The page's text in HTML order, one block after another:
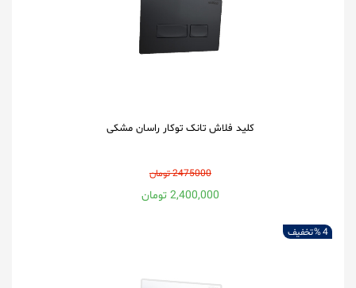
کلید فلاش تانک توکار راسان مشکی
2475000 تومان
2,400,000 تومان
4 % تخفیف